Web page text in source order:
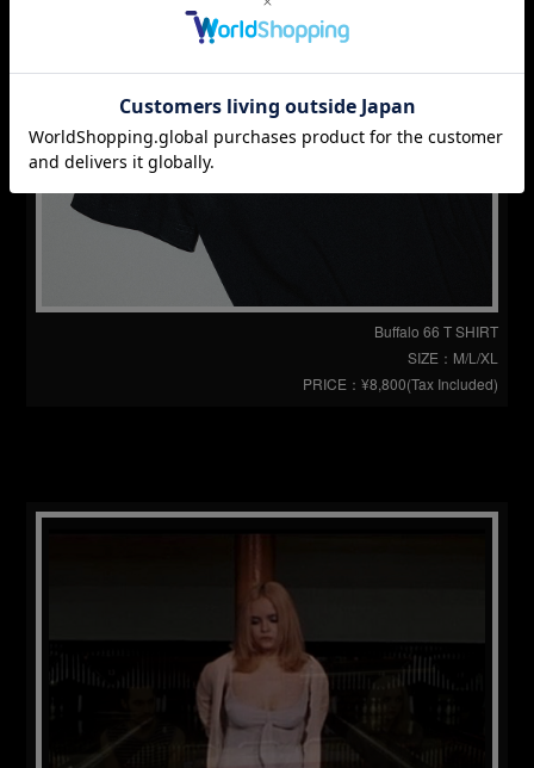
Buffalo 66 T SHIRT
SIZE：M/L/XL
PRICE：¥8,800(Tax Included)